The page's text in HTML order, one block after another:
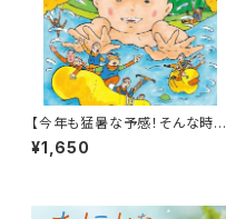
【今年も猛暑な予感！そんな時に
はこんなアドベンチャー絵本は
いかが？】『おうちプールだ! あ
¥1,650